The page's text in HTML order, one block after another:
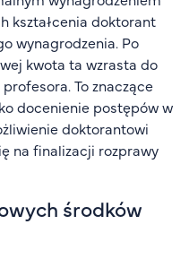
kształcenia doktorant
wynagrodzenia. Po
kwota ta wzrasta do
To znaczące
docenienie postępów w
doktorantowi
na finalizacji rozprawy
środków